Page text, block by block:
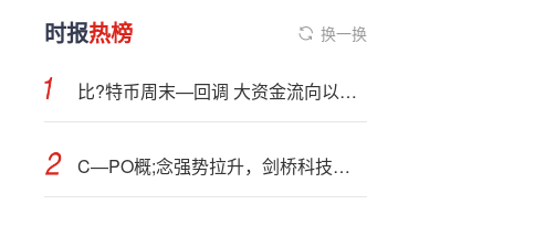
时报热榜 换一换
比?特币周末—回调 大资金流向以太币
C—PO概;念强势拉升，剑桥科技涨停，源杰科技等大涨